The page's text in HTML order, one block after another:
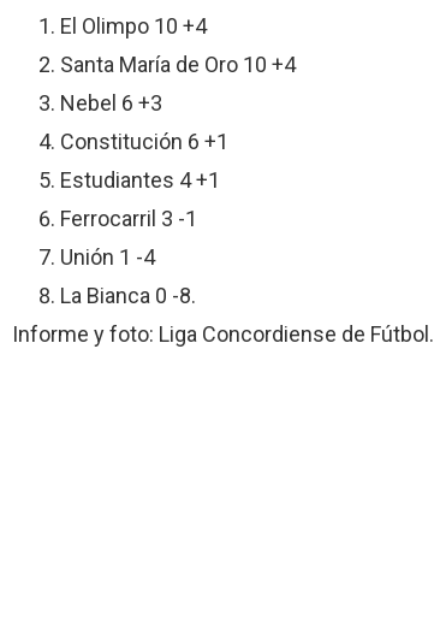
El Olimpo 10 +4
Santa María de Oro 10 +4
Nebel 6 +3
Constitución 6 +1
Estudiantes 4 +1
Ferrocarril 3 -1
Unión 1 -4
La Bianca 0 -8.
Informe y foto: Liga Concordiense de Fútbol.